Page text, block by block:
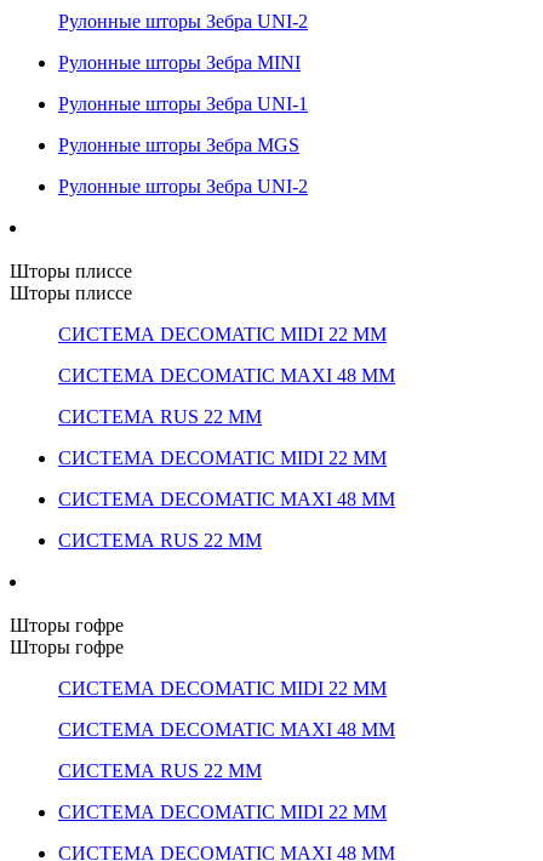
Рулонные шторы Зебра UNI-2
Рулонные шторы Зебра MINI
Рулонные шторы Зебра UNI-1
Рулонные шторы Зебра MGS
Рулонные шторы Зебра UNI-2
Шторы плиссе
Шторы плиссе
СИСТЕМА DECOMATIC MIDI 22 ММ
СИСТЕМА DECOMATIC MAXI 48 ММ
СИСТЕМА RUS 22 ММ
СИСТЕМА DECOMATIC MIDI 22 ММ
СИСТЕМА DECOMATIC MAXI 48 ММ
СИСТЕМА RUS 22 ММ
Шторы гофре
Шторы гофре
СИСТЕМА DECOMATIC MIDI 22 ММ
СИСТЕМА DECOMATIC MAXI 48 ММ
СИСТЕМА RUS 22 ММ
СИСТЕМА DECOMATIC MIDI 22 ММ
СИСТЕМА DECOMATIC MAXI 48 ММ